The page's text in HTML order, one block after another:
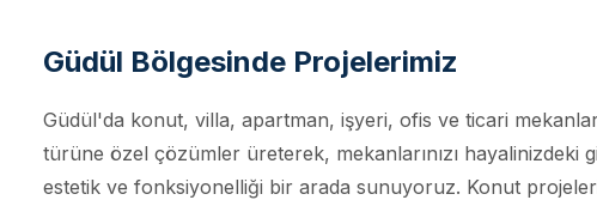
Güdül Bölgesinde Projelerimiz
Güdül'da konut, villa, apartman, işyeri, ofis ve ticari
türüne özel çözümler üreterek, mekanlarınızı hayalinizdeki
estetik ve fonksiyonelliği bir arada sunuyoruz. Konut